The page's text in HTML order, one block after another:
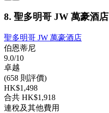
8. 聖多明哥 JW 萬豪酒店
聖多明哥 JW 萬豪酒店
伯恩蒂尼
9.0/10
卓越
(658 則評價)
HK$1,498
合共 HK$1,918
連稅及其他費用